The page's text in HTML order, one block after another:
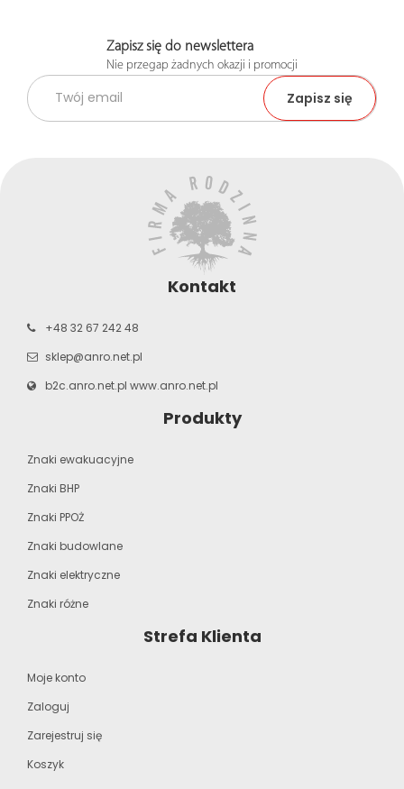
Zapisz się do newslettera
Nie przegap żadnych okazji i promocji
Kontakt
+48 32 67 242 48
sklep@anro.net.pl
b2c.anro.net.pl www.anro.net.pl
Produkty
Znaki ewakuacyjne
Znaki BHP
Znaki PPOŻ
Znaki budowlane
Znaki elektryczne
Znaki różne
Strefa Klienta
Moje konto
Zaloguj
Zarejestruj się
Koszyk